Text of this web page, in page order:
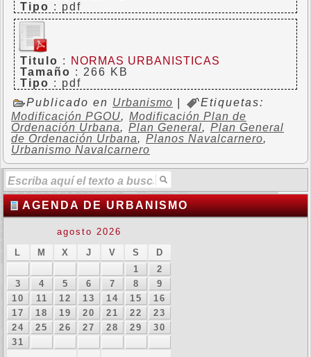
Tipo : pdf
Titulo :
NORMAS URBANISTICAS
Tamaño : 266 KB
Tipo : pdf
Publicado en Urbanismo
Etiquetas:
Modificación PGOU, Modificación Plan de
Ordenación Urbana, Plan General, Plan General
de Ordenación Urbana, Planos Navalcarnero,
Urbanismo Navalcarnero
AGENDA DE URBANISMO
agosto 2026
L
M X J V S
D
1
2
3
4 5 6 7 8
9
10
11 12 13 14 15
16
17
18 19 20 21 22
23
24
25 26 27 28 29
30
31